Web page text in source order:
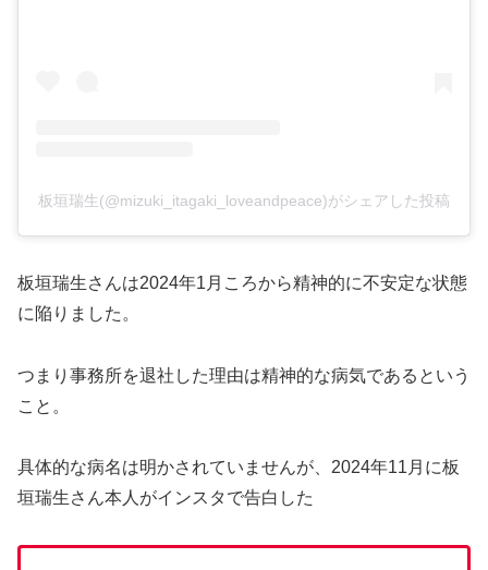
板垣瑞生(@mizuki_itagaki_loveandpeace)がシェアした投稿
板垣瑞生さんは2024年1月ころから精神的に不安定な状態
に陥りました。
つまり事務所を退社した理由は精神的な病気であるという
こと。
具体的な病名は明かされていませんが、2024年11月に板
垣瑞生さん本人がインスタで告白した